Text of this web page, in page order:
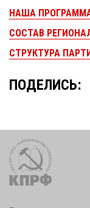
НАША
СОСТАВ
СТРУКТУРА
ПОДЕЛИСЬ: